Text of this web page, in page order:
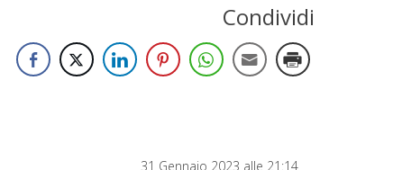
Condividi
31 Gennaio 2023 alle 21:14